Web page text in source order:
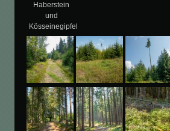
Haberstein
und
Kösseinegipfel